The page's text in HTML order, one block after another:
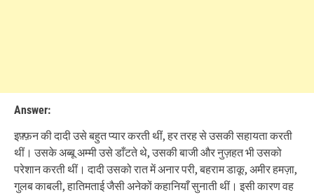
Answer:
इफ़्फ़न की दादी उसे बहुत प्यार करती थीं, हर तरह से उसकी सहायता करती
थीं। उसके अब्बू अम्मी उसे डाँटते थे, उसकी बाजी और नुज़हत भी उसको
परेशान करती थीं। दादी उसको रात में अनार परी, बहराम डाकू, अमीर हमज़ा,
गुलब काबली, हातिमताई जैसी अनेकों कहानियाँ सुनाती थीं। इसी कारण वह